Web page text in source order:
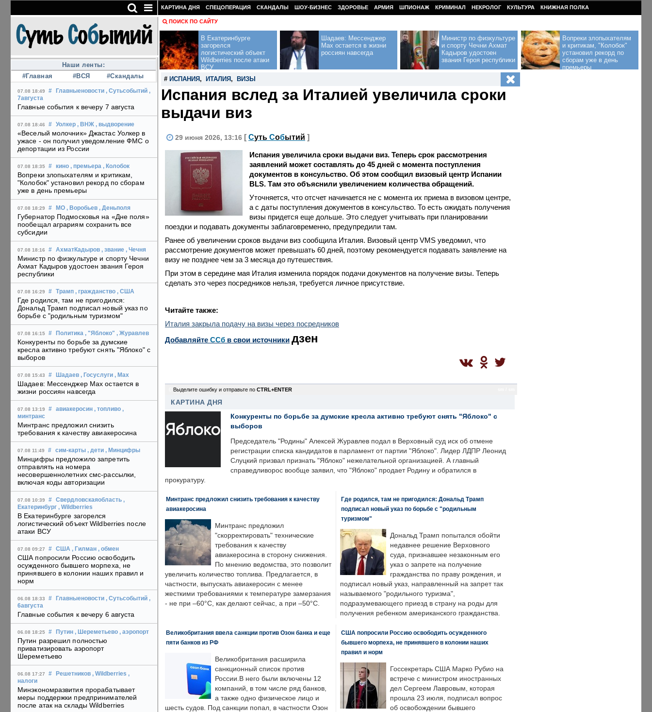
Наши ленты:
#Главная
#ВСЯ #Скандалы
07.08 18:49 # Главныеновости , Сутьсобытий ,
7августа
Главные события к вечеру 7 августа
07.08 18:46 # Уолкер , ВНЖ , выдворение
«Веселый молочник» Джастас Уолкер в
ужасе - он получил уведомление ФМС о
депортации из России
07.08 18:35 # кино , премьера , Колобок
Вопреки злопыхателям и критикам,
"Колобок" установил рекорд по сборам
уже в день премьеры
07.08 18:29 # МО , Воробьев , Деньполя
Губернатор Подмосковья на «Дне поля»
пообещал аграриям сохранить все
субсидии
07.08 18:16 # АхматКадыров , звание , Чечня
Министр по физкультуре и спорту Чечни
Ахмат Кадыров удостоен звания Героя
республики
07.08 16:29 # Трамп , гражданство , США
Где родился, там не пригодился:
Дональд Трамп подписал новый указ по
борьбе с "родильным туризмом"
07.08 16:15 # Политика , "Яблоко" , Журавлев
Конкуренты по борьбе за думские
кресла активно требуют снять "Яблоко" с
выборов
07.08 15:43 # Шадаев , Госуслуги , Max
Шадаев: Мессенджер Max остается в
жизни россиян навсегда
07.08 13:19 # авиакеросин , топливо ,
минтранс
Минтранс предложил снизить
требования к качеству авиакеросина
07.08 11:49 # сим-карты , дети , Минцифры
Минцифры предложило запретить
отправлять на номера
несовершеннолетних смс-рассылки,
включая коды авторизации
07.08 10:39 # Свердловскаяобласть ,
Екатеринбург , Wildberries
В Екатеринбурге загорелся
логистический объект Wildberries после
атаки ВСУ
07.08 09:27 # США , Гилман , обмен
США попросили Россию освободить
осужденного бывшего морпеха, не
принявшего в колонии наших правил и
норм
06.08 18:33 # Главныеновости , Сутьсобытий ,
6августа
Главные события к вечеру 6 августа
06.08 18:25 # Путин , Шереметьево , аэропорт
Путин разрешил полностью
приватизировать аэропорт
Шереметьево
06.08 17:27 # Решетников , Wildberries ,
налоги
Минэкономразвития прорабатывает
меры поддержки предпринимателей
после атак на склады Wildberries
КАРТИНА ДНЯ СПЕЦОПЕРАЦИЯ СКАНДАЛЫ ШОУ-БИЗНЕС ЗДОРОВЬЕ АРМИЯ ШПИОНАЖ КРИМИНАЛ НЕКРОЛОГ КУЛЬТУРА КНИЖНАЯ ПОЛКА
ПОИСК ПО САЙТУ
В Екатеринбурге
загорелся
логистический объект
Wildberries после атаки
ВСУ
Шадаев: Мессенджер
Max остается в жизни
россиян навсегда
Министр по физкультуре
и спорту Чечни Ахмат
Кадыров удостоен
звания Героя республики
Вопреки злопыхателям
и критикам, "Колобок"
установил рекорд по
сборам уже в день
премьеры
# ИСПАНИЯ , ИТАЛИЯ , ВИЗЫ
Испания вслед за Италией увеличила сроки
выдачи виз
29 июня 2026, 13:16 [ Суть Событий ]
Испания увеличила сроки выдачи виз. Теперь срок рассмотрения
заявлений может составлять до 45 дней с момента поступления
документов в консульство. Об этом сообщил визовый центр Испании
BLS. Там это объяснили увеличением количества обращений.
Уточняется, что отсчет начинается не с момента их приема в визовом центре,
а с даты поступления документов в консульство. То есть ожидать получения
визы придется еще дольше. Это следует учитывать при планировании
поездки и подавать документы заблаговременно, предупредили там.
Ранее об увеличении сроков выдачи виз сообщила Италия. Визовый центр VMS уведомил, что
рассмотрение документов может превышать 60 дней, поэтому рекомендуется подавать заявление на
визу не позднее чем за 3 месяца до путешествия.
При этом в середине мая Италия изменила порядок подачи документов на получение визы. Теперь
сделать это через посредников нельзя, требуется личное присутствие.
Читайте также:
Италия закрыла подачу на визы через посредников
Добавляйте CСб в свои источники дзен
Выделите ошибку и отправьте по CTRL+ENTER
КАРТИНА ДНЯ
Конкуренты по борьбе за думские кресла активно требуют снять "Яблоко" с
выборов
Председатель "Родины" Алексей Журавлев подал в Верховный суд иск об отмене
регистрации списка кандидатов в парламент от партии "Яблоко". Лидер ЛДПР Леонид
Слуцкий призвал признать "Яблоко" нежелательной организацией. А главный
справедливорос вообще заявил, что "Яблоко" продает Родину и обратился в
прокуратуру.
Минтранс предложил снизить требования к качеству
авиакеросина
Минтранс предложил
"скорректировать" технические
требования к качеству
авиакеросина в сторону снижения.
По мнению ведомства, это позволит
увеличить количество топлива. Предлагается, в
частности, выпускать авиакеросин с менее
жесткими требованиями к температуре замерзания
- не при –60°C, как делают сейчас, а при –50°C.
Где родился, там не пригодился: Дональд Трамп
подписал новый указ по борьбе с "родильным
туризмом"
Дональд Трамп попытался обойти
недавнее решение Верховного
суда, признавшее незаконным его
указ о запрете на получение
гражданства по праву рождения, и
подписал новый указ, направленный на запрет так
называемого "родильного туризма",
подразумевающего приезд в страну на роды для
получения ребенком американского гражданства.
Великобритания ввела санкции против Озон банка и еще
пяти банков из РФ
Великобритания расширила
санкционный список против
России.В него были включены 12
компаний, в том числе ряд банков,
а также одно физическое лицо и
шесть судов. Под санкции попал, в частности Озон
США попросили Россию освободить осужденного
бывшего морпеха, не принявшего в колонии наших
правил и норм
Госсекретарь США Марко Рубио на
встрече с министром иностранных
дел Сергеем Лавровым, которая
прошла 23 июля, подписал вопрос
об освобождении бывшего